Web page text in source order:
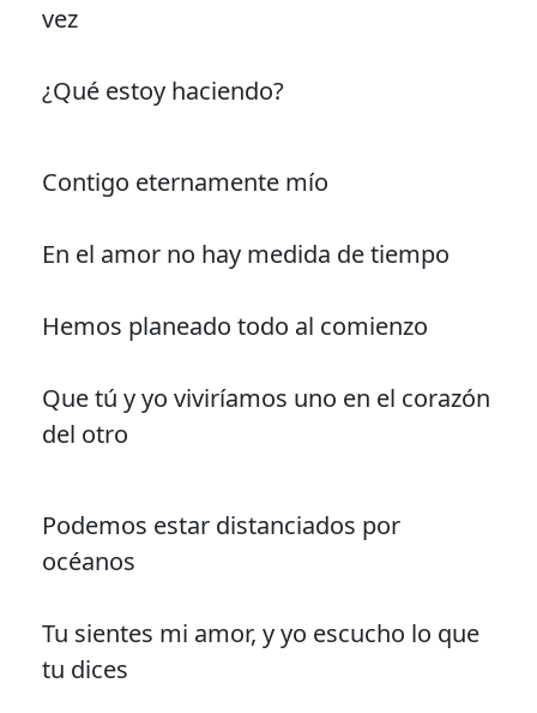
vez
¿Qué estoy haciendo?
Contigo eternamente mío
En el amor no hay medida de tiempo
Hemos planeado todo al comienzo
Que tú y yo viviríamos uno en el corazón
del otro
Podemos estar distanciados por
océanos
Tu sientes mi amor, y yo escucho lo que
tu dices